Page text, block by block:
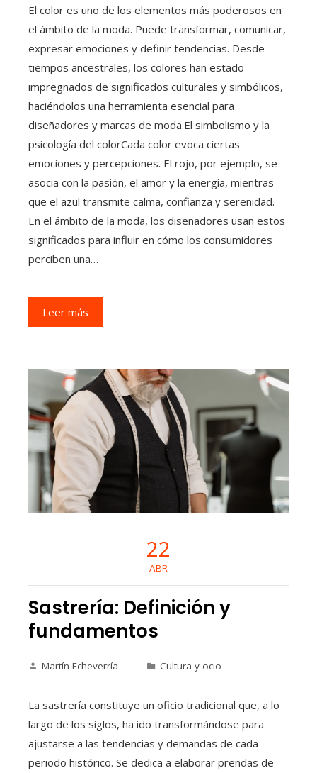
El color es uno de los elementos más poderosos en
el ámbito de la moda. Puede transformar, comunicar,
expresar emociones y definir tendencias. Desde
tiempos ancestrales, los colores han estado
impregnados de significados culturales y simbólicos,
haciéndolos una herramienta esencial para
diseñadores y marcas de moda.El simbolismo y la
psicología del colorCada color evoca ciertas
emociones y percepciones. El rojo, por ejemplo, se
asocia con la pasión, el amor y la energía, mientras
que el azul transmite calma, confianza y serenidad.
En el ámbito de la moda, los diseñadores usan estos
significados para influir en cómo los consumidores
perciben una…
Leer más
22
ABR
Sastrería: Definición y
fundamentos
Martín Echeverría Cultura y ocio
La sastrería constituye un oficio tradicional que, a lo
largo de los siglos, ha ido transformándose para
ajustarse a las tendencias y demandas de cada
periodo histórico. Se dedica a elaborar prendas de